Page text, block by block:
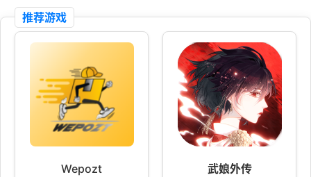
推荐游戏
Wepozt 武娘外传